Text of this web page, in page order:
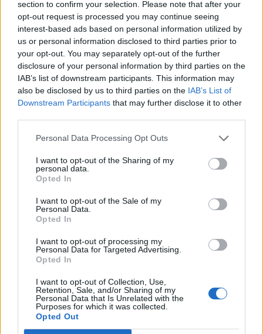
section to confirm your selection. Please note that after your
opt-out request is processed you may continue seeing
interest-based ads based on personal information utilized by
us or personal information disclosed to third parties prior to
your opt-out. You may separately opt-out of the further
disclosure of your personal information by third parties on the
IAB’s list of downstream participants. This information may
also be disclosed by us to third parties on the IAB’s List of
Downstream Participants that may further disclose it to other
Personal Data Processing Opt Outs
I want to opt-out of the Sharing of my
personal data.
Opted In
I want to opt-out of the Sale of my
Personal Data.
Opted In
I want to opt-out of processing my
Personal Data for Targeted Advertising.
Opted In
I want to opt-out of Collection, Use,
Retention, Sale, and/or Sharing of my
Personal Data that Is Unrelated with the
Purposes for which it was collected.
Opted Out
Bygger løypemaskingarasje i Holla
Vil kjøpe løypemaskin